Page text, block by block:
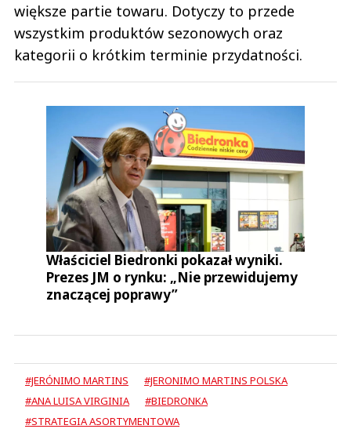
większe partie towaru. Dotyczy to przede
wszystkim produktów sezonowych oraz
kategorii o krótkim terminie przydatności.
Właściciel Biedronki pokazał wyniki.
Prezes JM o rynku: „Nie przewidujemy
znaczącej poprawy”
#JERÓNIMO MARTINS
#JERONIMO MARTINS POLSKA
#ANA LUISA VIRGINIA
#BIEDRONKA
#STRATEGIA ASORTYMENTOWA